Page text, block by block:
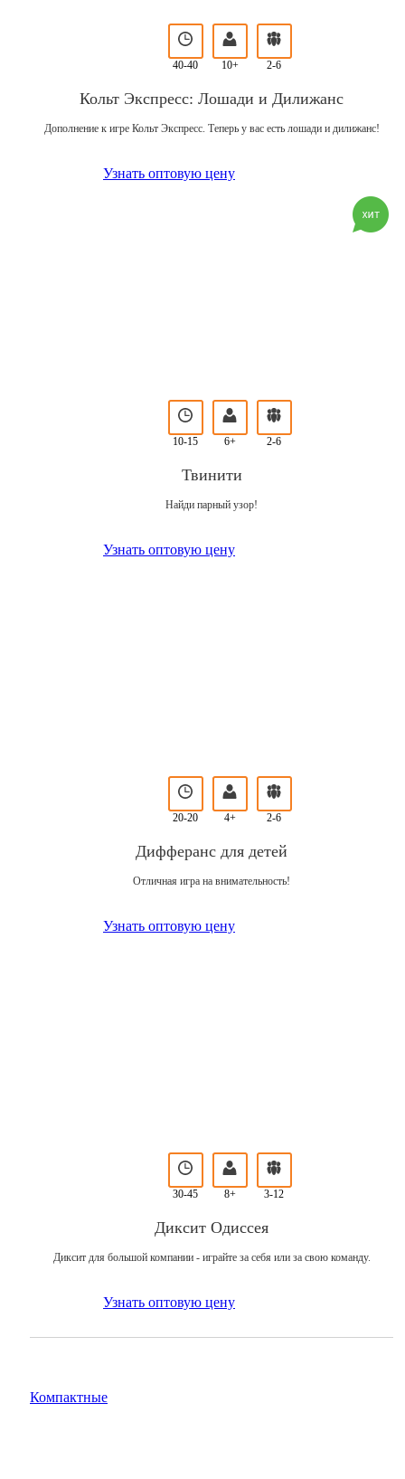
40-40 10+ 2-6
Кольт Экспресс: Лошади и Дилижанс
Дополнение к игре Кольт Экспресс. Теперь у вас есть лошади и дилижанс!
Узнать оптовую цену
10-15 6+ 2-6
Твинити
Найди парный узор!
Узнать оптовую цену
20-20 4+ 2-6
Дифферанс для детей
Отличная игра на внимательность!
Узнать оптовую цену
30-45 8+ 3-12
Диксит Одиссея
Диксит для большой компании - играйте за себя или за свою команду.
Узнать оптовую цену
компактные